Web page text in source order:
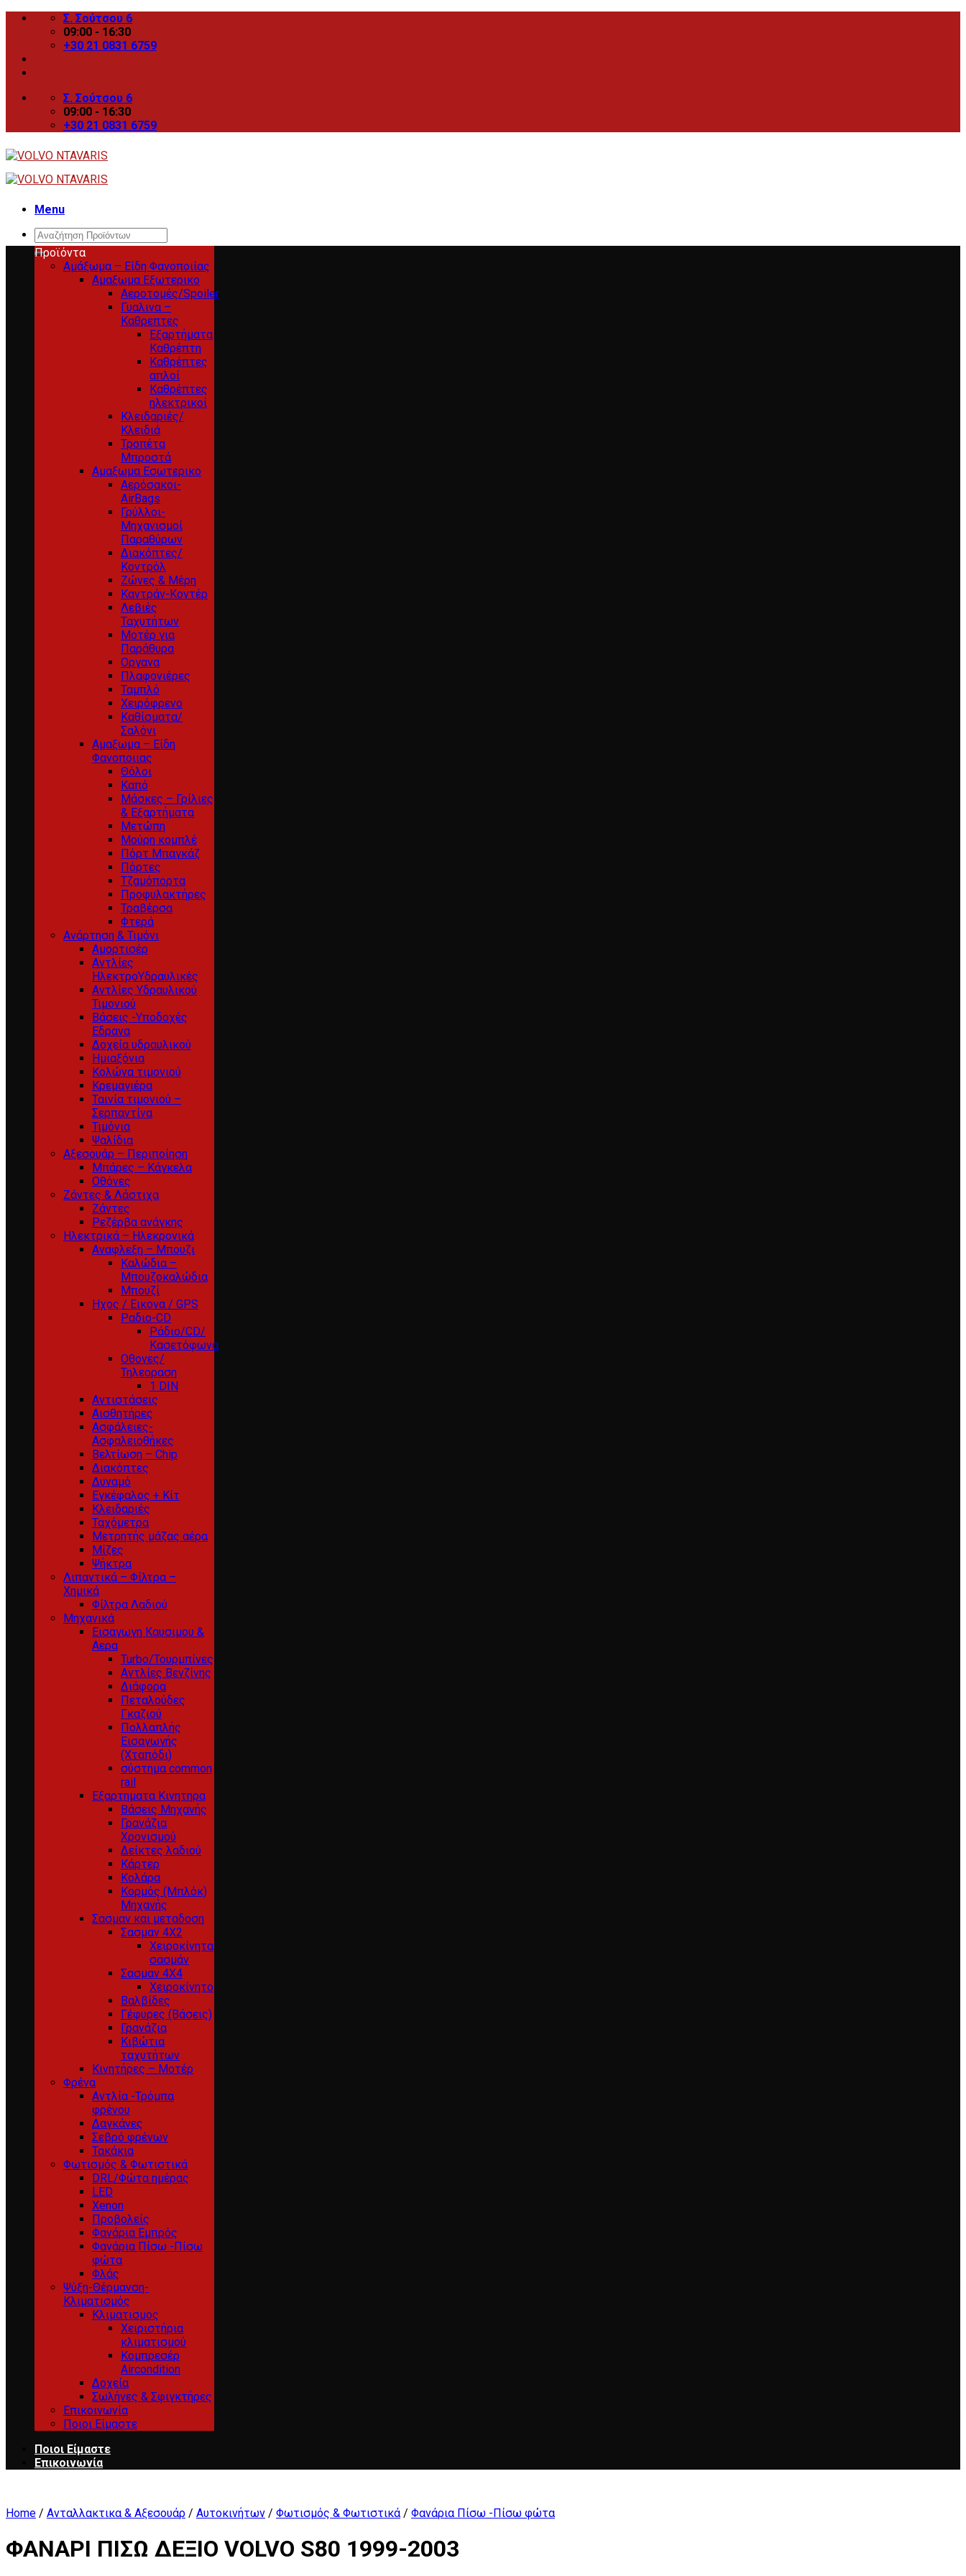
Skip
Σ. Σούτσου 6
09:00 - 16:30
+30 21 0831 6759
Σ. Σούτσου 6
09:00 - 16:30
+30 21 0831 6759
Menu
Search
for:
Προϊόντα
Αμάξωμα – Είδη Φανοποιίας
Αμαξωμα Εξωτερικο
Αεροτομές/Spoiler
Γυαλινα –
Καθρεπτες
Εξαρτήματα
Καθρέπτη
Καθρέπτες
απλοί
Καθρέπτες
ηλεκτρικοί
Κλειδαριές/
Κλειδιά
Τροπέτα
Μπροστά
Αμαξωμα Εσωτερικο
Αερόσακοι-
AirBags
Γρύλλοι-
Μηχανισμοί
Παραθύρων
Διακόπτες/
Κοντρόλ
Ζώνες & Μέρη
Καντράν-Κοντέρ
Λεβιές
Ταχυτήτων
Μοτέρ για
Παράθυρα
Οργανα
Πλαφονιέρες
Ταμπλό
Χειρόφρενο
Καθίσματα/
Σαλόνι
Αμαξωμα – Είδη
Φανοποιιας
Θόλοι
Καπό
Μάσκες – Γρίλιες
& Εξαρτήματα
Μετώπη
Μούρη κομπλέ
Πόρτ Μπαγκάζ
Πόρτες
Τζαμόπορτα
Προφυλακτήρες
Τραβέρσα
Φτερά
Ανάρτηση & Τιμόνι
Αμορτισέρ
Αντλίες
ΗλεκτροΥδραυλικές
Αντλίες Υδραυλικού
Τιμονιού
Βάσεις -Υποδοχές
Εδρανα
Δοχεία υδραυλικού
Ημιαξόνια
Κολώνα τιμονιού
Κρεμαγιέρα
Ταινία τιμονιού –
Σερπαντίνα
Τιμόνια
Ψαλίδια
Αξεσουάρ – Περιποίηση
Μπάρες – Κάγκελα
Οθόνες
Ζάντες & Λάστιχα
Ζάντες
Ρεζέρβα ανάγκης
Ηλεκτρικά – Ηλεκρονικά
Αναφλεξη – Μπουζι
Καλώδια –
Μπουζοκαλώδια
Μπουζί
Ηχος / Εικονα / GPS
Ραδιο-CD
Ράδιο/CD/
Κασετόφωνα
Οθονες/
Τηλεοραση
1 DIN
Αντιστάσεις
Αισθητήρες
Ασφάλειες-
Ασφαλειοθήκες
Βελτίωση – Chip
Διακόπτες
Δυναμό
Εγκέφαλος + Κίτ
Κλειδαριές
Ταχόμετρα
Μετρητής μάζας αέρα
Μίζες
Ψήκτρα
Λιπαντικά – Φίλτρα –
Χημικά
Φίλτρα Λαδιού
Μηχανικά
Εισαγωγη Καυσιμου &
Αερα
Turbo/Τουρμπίνες
Αντλίες Βενζίνης
Διάφορα
Πεταλούδες
Γκαζιού
Πολλαπλής
Εισαγωγής
(Χταπόδι)
σύστημα common
rail
Εξαρτηματα Κινητηρα
Βάσεις Μηχανής
Γρανάζια
Χρονισμού
Δείκτες λαδιού
Κάρτερ
Κολάρα
Κορμός (Μπλόκ)
Μηχανής
Σασμαν και μεταδοση
Σασμαν 4Χ2
Χειροκίνητα
σασμάν
Σασμαν 4Χ4
Χειροκίνητο
Βαλβίδες
Γέφυρες (Βάσεις)
Γρανάζια
Κιβώτια
ταχυτήτων
Κινητήρες – Μοτέρ
Φρένα
Αντλία -Τρόμπα
φρένου
Δαγκάνες
Σεβρό φρένων
Τακάκια
Φωτισμός & Φωτιστικά
DRL/Φώτα ημέρας
LED
Xenon
Προβολείς
Φανάρια Εμπρός
Φανάρια Πίσω -Πίσω
φώτα
Φλάς
Ψύξη-Θέρμανση-
Κλιματισμός
Κλιματισμος
Χειριστήρια
κλιματισμού
Κομπρεσέρ
Aircondition
Δοχεία
Σωλήνες & Σφιγκτήρες
Επικοινωνία
Ποιοι Είμαστε
Ποιοι Είμαστε
Επικοινωνία
Home / Ανταλλακτικα & Αξεσουάρ / Αυτοκινήτων / Φωτισμός & Φωτιστικά / Φανάρια Πίσω -Πίσω φώτα
ΦΑΝΑΡΙ ΠΙΣΩ ΔΕΞΙΟ VOLVO S80 1999-2003